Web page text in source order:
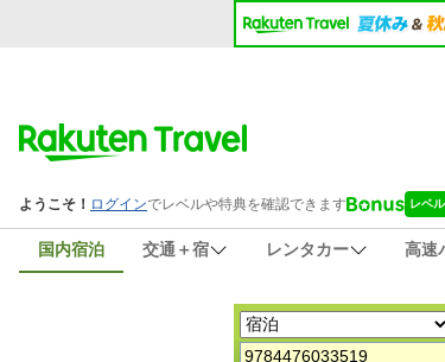
国内宿泊 交通＋宿 レンタカー 高速